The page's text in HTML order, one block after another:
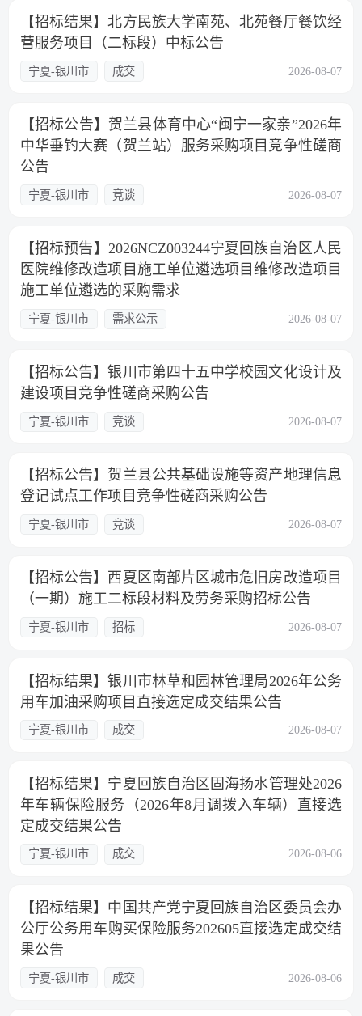
【招标结果】北方民族大学南苑、北苑餐厅餐饮经
营服务项目（二标段）中标公告
宁夏-银川市 成交 2026-08-07
【招标公告】贺兰县体育中心“闽宁一家亲”2026年
中华垂钓大赛（贺兰站）服务采购项目竞争性磋商
公告
宁夏-银川市 竞谈 2026-08-07
【招标预告】2026NCZ003244宁夏回族自治区人民
医院维修改造项目施工单位遴选项目维修改造项目
施工单位遴选的采购需求
宁夏-银川市 需求公示 2026-08-07
【招标公告】银川市第四十五中学校园文化设计及
建设项目竞争性磋商采购公告
宁夏-银川市 竞谈 2026-08-07
【招标公告】贺兰县公共基础设施等资产地理信息
登记试点工作项目竞争性磋商采购公告
宁夏-银川市 竞谈 2026-08-07
【招标公告】西夏区南部片区城市危旧房改造项目
（一期）施工二标段材料及劳务采购招标公告
宁夏-银川市 招标 2026-08-07
【招标结果】银川市林草和园林管理局2026年公务
用车加油采购项目直接选定成交结果公告
宁夏-银川市 成交 2026-08-07
【招标结果】宁夏回族自治区固海扬水管理处2026
年车辆保险服务（2026年8月调拨入车辆）直接选
定成交结果公告
宁夏-银川市 成交 2026-08-06
【招标结果】中国共产党宁夏回族自治区委员会办
公厅公务用车购买保险服务202605直接选定成交结
果公告
宁夏-银川市 成交 2026-08-06